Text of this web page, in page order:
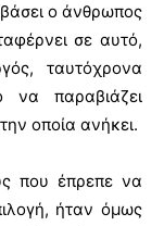
ο άνθρωπος
σε αυτό,
ταυτόχρονα
παραβιάζει
οποία ανήκει.
που έπρεπε να
ήταν όμως